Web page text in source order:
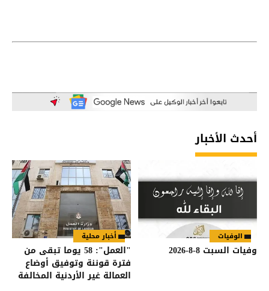
أحدث الأخبار
الوفيات
وفيات السبت 8-8-2026
أخبار محلية
"العمل": 58 يوما تبقى من
فترة قوننة وتوفيق أوضاع
العمالة غير الأردنية المخالفة